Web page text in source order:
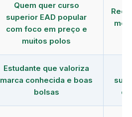
Quem quer curso
superior EAD popular
com foco em preço e
muitos polos
Estudante que valoriza
marca conhecida e boas
bolsas